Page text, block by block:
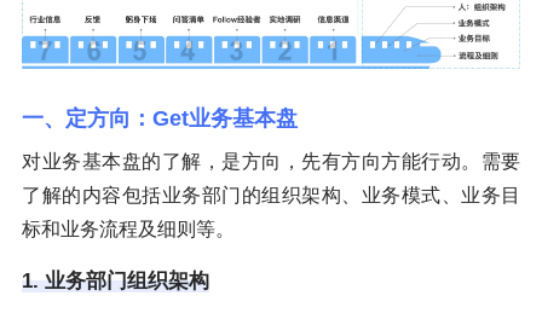
一、定方向：Get业务基本盘
对业务基本盘的了解，是方向，先有方向方能行动。需要
了解的内容包括业务部门的组织架构、业务模式、业务目
标和业务流程及细则等。
1. 业务部门组织架构